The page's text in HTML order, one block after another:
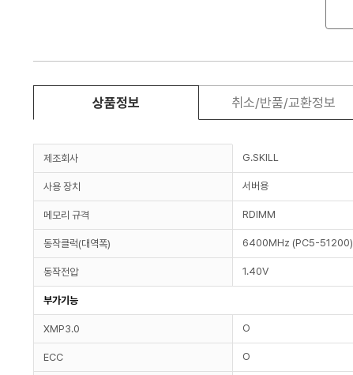
상품정보 취소/반품/교환정보
제조회사 G.SKILL
사용 장치 서버용
메모리 규격 RDIMM
동작클럭(대역폭) 6400MHz (PC5-51200)
동작전압 1.40V
부가기능
XMP3.0 O
ECC O